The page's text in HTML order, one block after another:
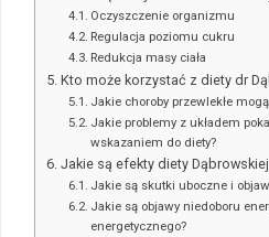
Oczyszczenie organizmu
Regulacja poziomu cukru
Redukcja masy ciała
Kto może korzystać z diety dr
Jakie choroby przewlekłe
Jakie problemy z układem
wskazaniem do diety?
Jakie są efekty diety
Jakie są skutki uboczne i
Jakie są objawy niedoboru
energetycznego?